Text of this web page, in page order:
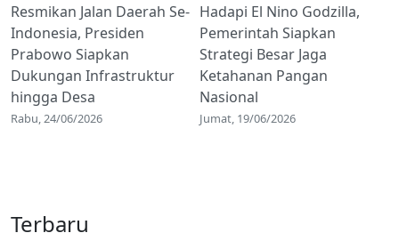
Resmikan Jalan Daerah Se-
Indonesia, Presiden
Prabowo Siapkan
Dukungan Infrastruktur
hingga Desa
Rabu, 24/06/2026
Hadapi El Nino Godzilla,
Pemerintah Siapkan
Strategi Besar Jaga
Ketahanan Pangan
Nasional
Jumat, 19/06/2026
Terbaru